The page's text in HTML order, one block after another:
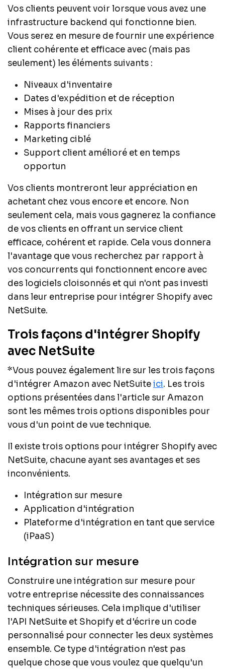
Vos clients peuvent voir lorsque vous avez une
infrastructure backend qui fonctionne bien.
Vous serez en mesure de fournir une expérience
client cohérente et efficace avec (mais pas
seulement) les éléments suivants :
Niveaux d'inventaire
Dates d'expédition et de réception
Mises à jour des prix
Rapports financiers
Marketing ciblé
Support client amélioré et en temps
opportun
Vos clients montreront leur appréciation en
achetant chez vous encore et encore. Non
seulement cela, mais vous gagnerez la confiance
de vos clients en offrant un service client
efficace, cohérent et rapide. Cela vous donnera
l'avantage que vous recherchez par rapport à
vos concurrents qui fonctionnent encore avec
des logiciels cloisonnés et qui n'ont pas investi
dans leur entreprise pour intégrer Shopify avec
NetSuite.
Trois façons d'intégrer Shopify
avec NetSuite
*Vous pouvez également lire sur les trois façons
d'intégrer Amazon avec NetSuiteici. Les trois
options présentées dans l'article sur Amazon
sont les mêmes trois options disponibles pour
vous d'un point de vue technique.
Il existe trois options pour intégrer Shopify avec
NetSuite, chacune ayant ses avantages et ses
inconvénients.
Intégration sur mesure
Application d'intégration
Plateforme d'intégration en tant que service
(iPaaS)
Intégration sur mesure
Construire une intégration sur mesure pour
votre entreprise nécessite des connaissances
techniques sérieuses. Cela implique d'utiliser
l'API NetSuite et Shopify et d'écrire un code
personnalisé pour connecter les deux systèmes
ensemble. Ce type d'intégration n'est pas
quelque chose que vous voulez que quelqu'un